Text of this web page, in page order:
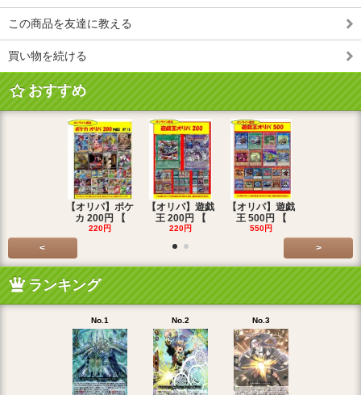
この商品を友達に教える
買い物を続ける
おすすめ
【オリパ】ポケ
カ 200円 【
220円
【オリパ】遊戯
王 200円 【
220円
【オリパ】遊戯
王 500円 【
550円
< >
ランキング
No.1 No.2 No.3